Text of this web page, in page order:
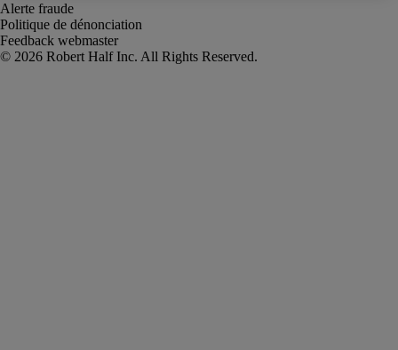
Alerte fraude
Politique de dénonciation
Feedback webmaster